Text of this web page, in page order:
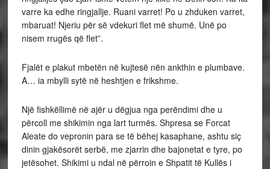
varre ka edhe ringjallje. Ruani varret! Po u zhduken varret,
mbaruat! Njeriu për së vdekuri flet më shumë. Unë po
nisem rrugës që flet”.
Fjalët e plakut mbetën në kujtesë nën ankthin e plumbave.
A… ia mbylli sytë në heshtjen e frikshme.
Një fishkëllimë në ajër u dëgjua nga perëndimi dhe u
përcoll me shikimin nga lart turmës. Shpresa se Forcat
Aleate do vepronin para se të bëhej kasaphane, ashtu siç
dinin gjakësorët serbë, me zjarrin dhe bajonetat e tyre, po
jetësohet. Shikimi u ndal në përroin e Shpatit të Kullës i